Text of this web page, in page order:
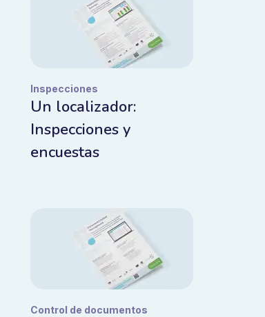
Inspecciones
Un localizador:
Inspecciones y
encuestas
Control de documentos